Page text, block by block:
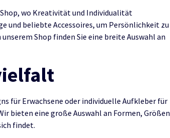
wo Kreativität und Individualität
und beliebte Accessoires, um Persönlichkeit zu
Shop finden Sie eine breite Auswahl an
für Erwachsene oder individuelle Aufkleber für
bieten eine große Auswahl an Formen, Größen
findet.